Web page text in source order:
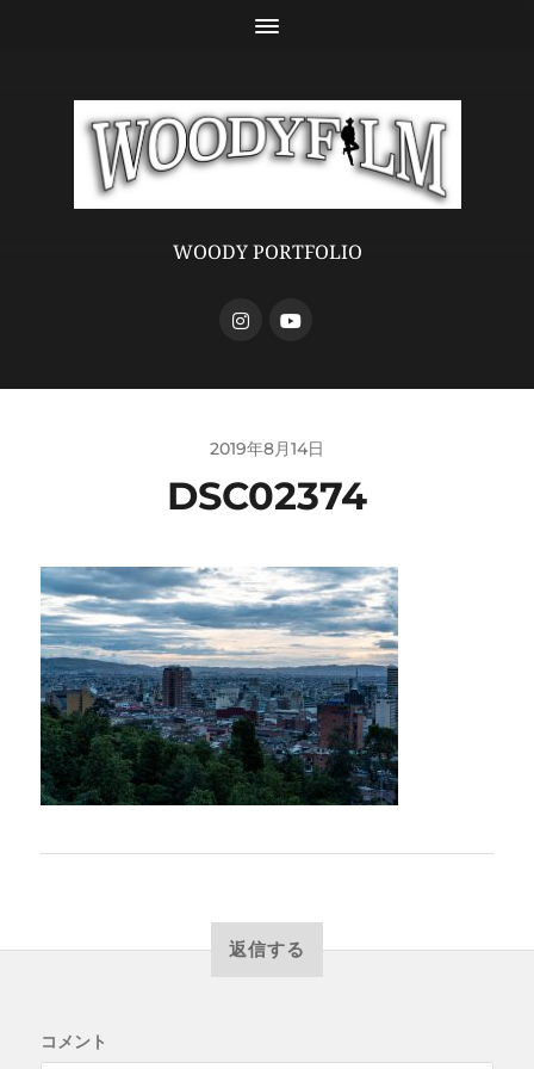
WOODY PORTFOLIO
2019年8月14日
DSC02374
返信する
コメント